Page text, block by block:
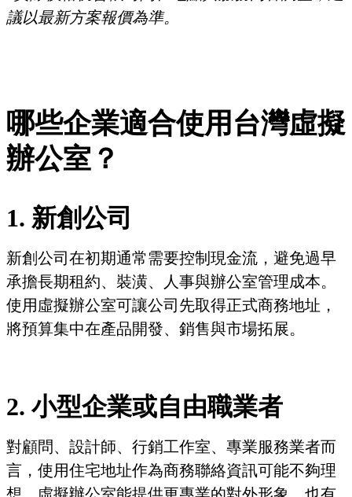
議以最新方案報價為準。
哪些企業適合使用台灣虛擬
辦公室？
1. 新創公司
新創公司在初期通常需要控制現金流，避免過早
承擔長期租約、裝潢、人事與辦公室管理成本。
使用虛擬辦公室可讓公司先取得正式商務地址，
將預算集中在產品開發、銷售與市場拓展。
2. 小型企業或自由職業者
對顧問、設計師、行銷工作室、專業服務業者而
言，使用住宅地址作為商務聯絡資訊可能不夠理